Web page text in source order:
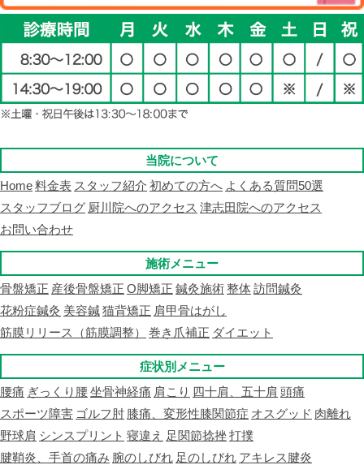
当院について
Home料金表 スタッフ紹介 初めての方へ よくある質問50選
スタッフブログ 厨川院へのアクセス 津志田院へのアクセス
お問い合わせ
施術メニュー
骨盤矯正 産後骨盤矯正 O脚矯正 鍼灸施術整体訪問鍼灸
花粉症鍼灸 美容鍼猫背矯正 肩甲骨はがし
筋膜リリース（筋膜調整）
巻き爪補正 ダイエット
症状別メニュー
腰痛 ぎっくり腰坐骨神経痛 肩こり 四十肩、五十肩 頭痛
スポーツ障害 ゴルフ肘 膝痛、変形性膝関節症 オスグッド 肉離れ
野球肩 シンスプリント 寝違え 足関節捻挫打撲
腱鞘炎、手首の痛み 腕のしびれ 足のしびれ アキレス腱炎